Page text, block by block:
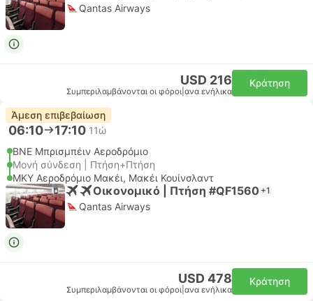
Qantas Airways
USD 216
Συμπεριλαμβάνονται οι φόροι ανα ενήλικα
Κράτηση
Άμεση επιβεβαίωση
06:10 17:10 11ώ
BNE Μπρισμπέιν Αεροδρόμιο
Μονή σύνδεση | Πτήση+Πτήση
MKY Αεροδρόμιο Μακέι, Μακέι Κουίνσλαντ
Οικονομικό | Πτήση #QF1560 +1
Qantas Airways
USD 478
Συμπεριλαμβάνονται οι φόροι ανα ενήλικα
Κράτηση